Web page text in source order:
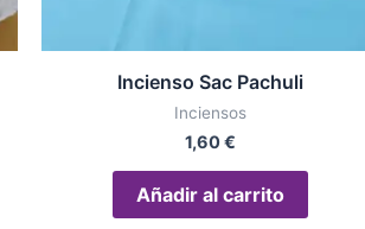
Incienso Sac Pachuli
Inciensos
1,60€
Añadir al carrito